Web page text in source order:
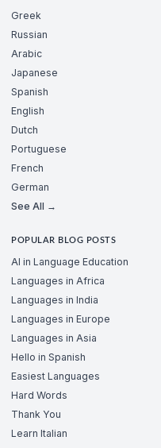
Greek
Russian
Arabic
Japanese
Spanish
English
Dutch
Portuguese
French
German
See All →
POPULAR BLOG POSTS
AI in Language Education
Languages in Africa
Languages in India
Languages in Europe
Languages in Asia
Hello in Spanish
Easiest Languages
Hard Words
Thank You
Learn Italian